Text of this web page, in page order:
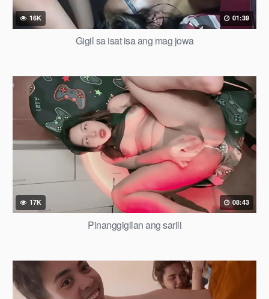
16K 01:39
Gigil sa isat isa ang mag jowa
17K 08:43
Pinanggigilan ang sarili